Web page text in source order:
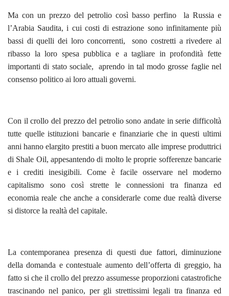
Ma con un prezzo del petrolio così basso perfino la Russia e
l’Arabia Saudita, i cui costi di estrazione sono infinitamente più
bassi di quelli dei loro concorrenti, sono costretti a rivedere al
ribasso la loro spesa pubblica e a tagliare in profondità fette
importanti di stato sociale, aprendo in tal modo grosse faglie nel
consenso politico ai loro attuali governi.
Con il crollo del prezzo del petrolio sono andate in serie difficoltà
tutte quelle istituzioni bancarie e finanziarie che in questi ultimi
anni hanno elargito prestiti a buon mercato alle imprese produttrici
di Shale Oil, appesantendo di molto le proprie sofferenze bancarie
e i crediti inesigibili. Come è facile osservare nel moderno
capitalismo sono così strette le connessioni tra finanza ed
economia reale che anche a considerarle come due realtà diverse
si distorce la realtà del capitale.
La contemporanea presenza di questi due fattori, diminuzione
della domanda e contestuale aumento dell’offerta di greggio, ha
fatto si che il crollo del prezzo assumesse proporzioni catastrofiche
trascinando nel panico, per gli strettissimi legali tra finanza ed